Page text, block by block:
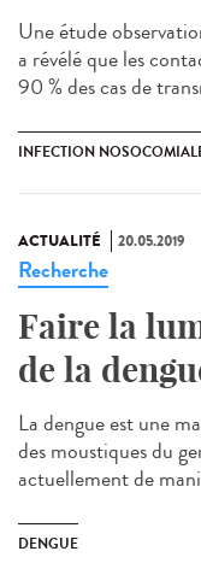
Une étude
a révélé que les
90 % des cas de
INFECTION
ACTUALITÉ 20.05.2019
Recherche
Faire la
de la
La dengue est une
des moustiques du
actuellement de
DENGUE